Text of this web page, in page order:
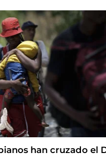
han cruzado el